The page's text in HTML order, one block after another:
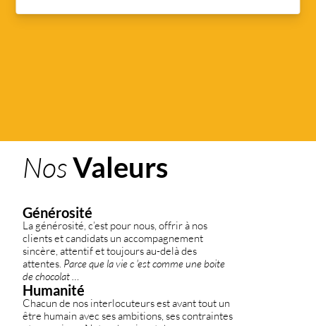
Nos Valeurs
Générosité
La générosité, c’est pour nous, offrir à nos
clients et candidats un accompagnement
sincère, attentif et toujours au-delà des
attentes. Parce que la vie c 'est comme une boite
de chocolat …
Humanité
Chacun de nos interlocuteurs est avant tout un
être humain avec ses ambitions, ses contraintes